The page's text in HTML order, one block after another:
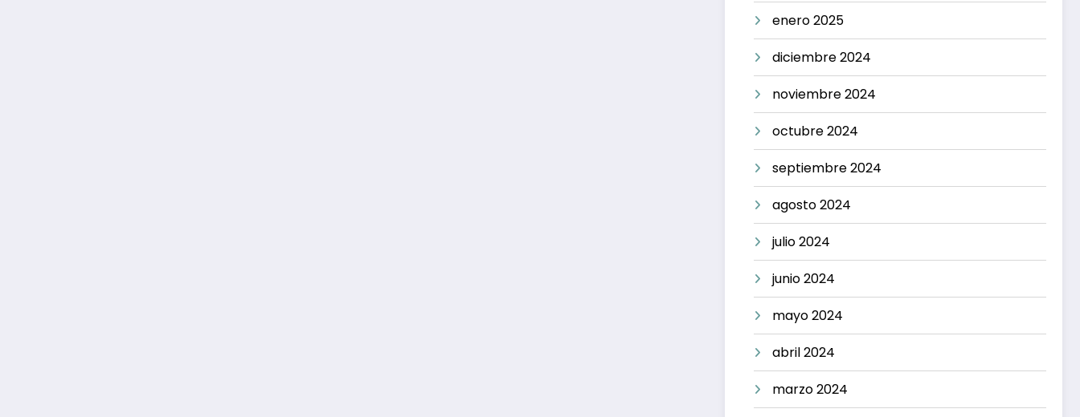
enero 2025
diciembre 2024
noviembre 2024
octubre 2024
septiembre 2024
agosto 2024
julio 2024
junio 2024
mayo 2024
abril 2024
marzo 2024